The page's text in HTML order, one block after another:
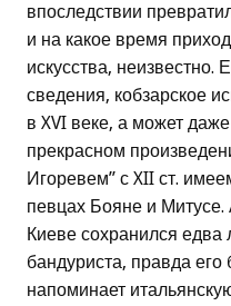
впоследствии
и на какое время
искусства, неизвестно.
сведения, кобзарское
в XVI веке, а может
прекрасном
Игоревем” с XII ст.
певцах Бояне и
Киеве сохранился
бандуриста, правда
напоминает